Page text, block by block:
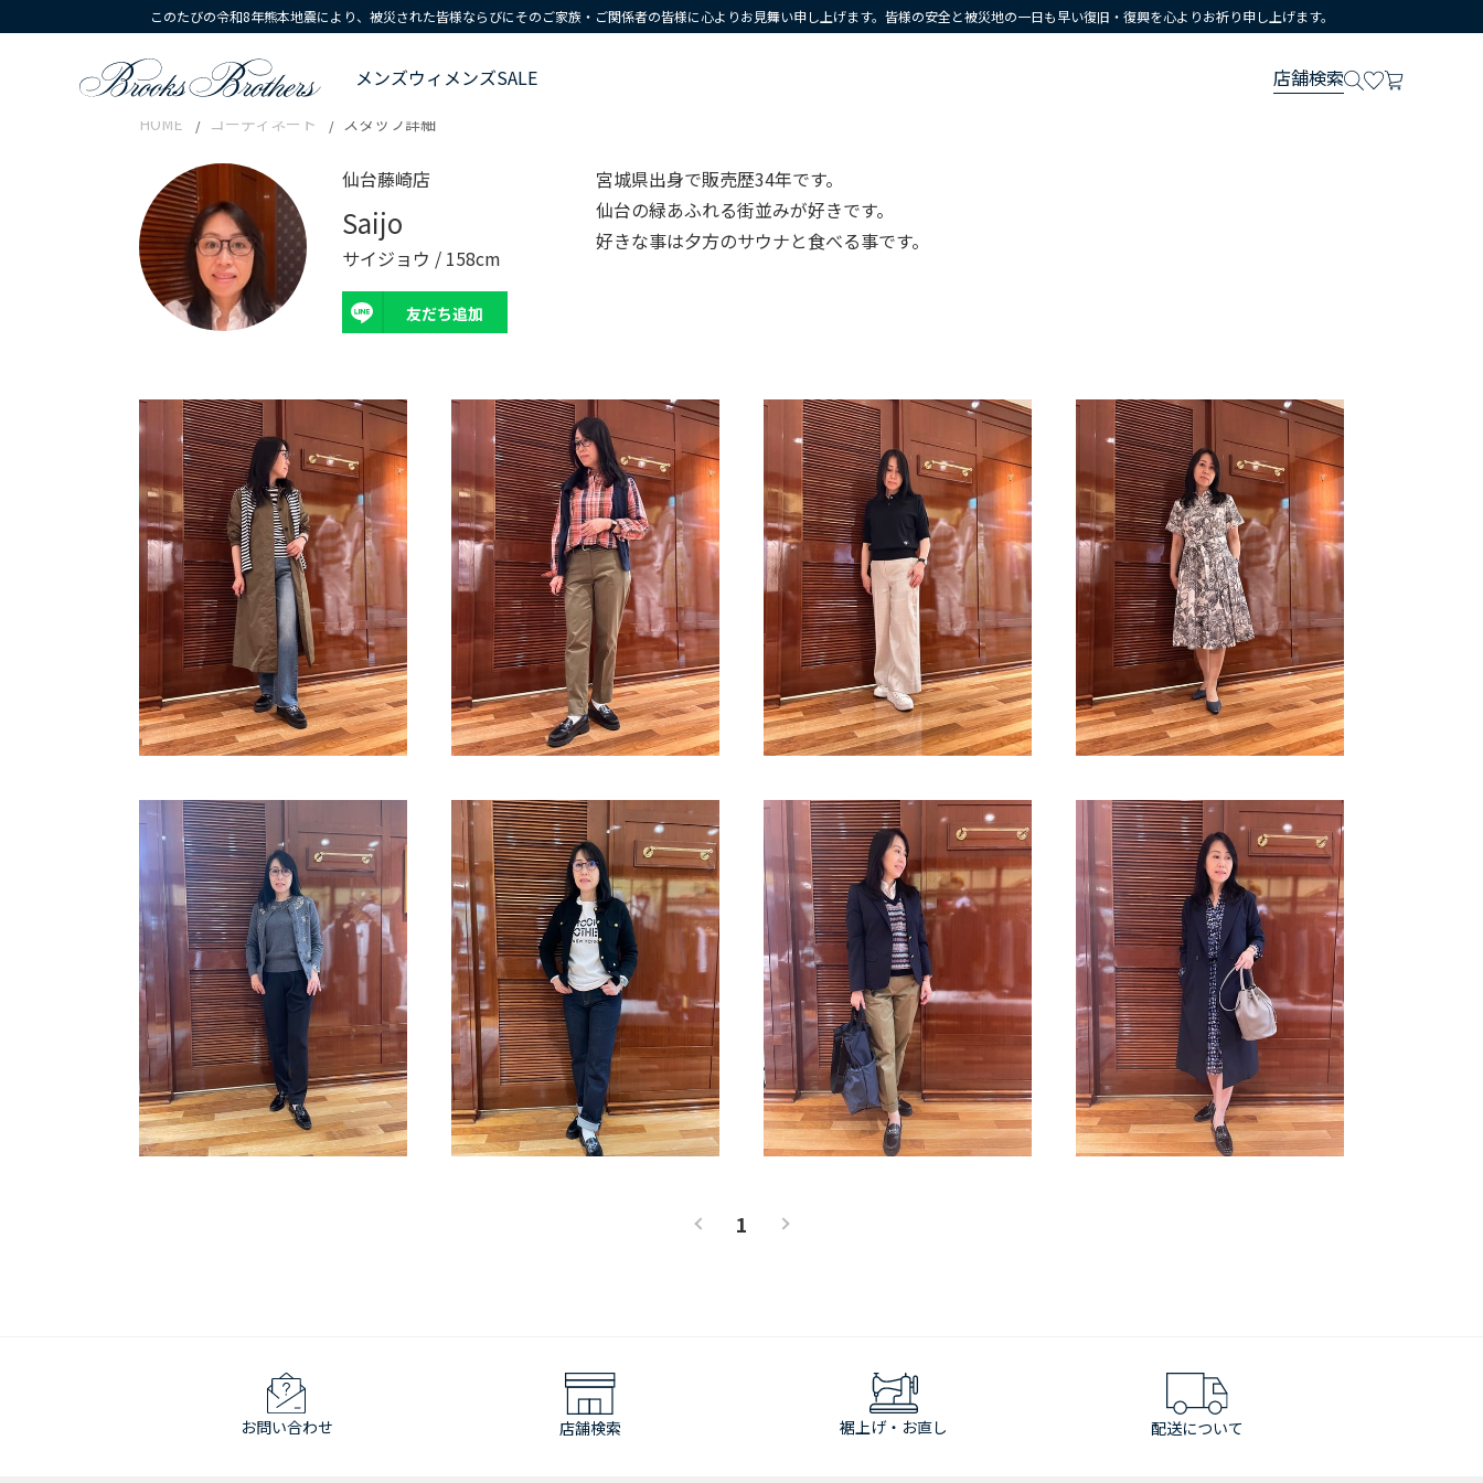
このたびの令和8年熊本地震により、被災された皆様ならびにそのご家族・ご関係者の皆様に心よりお見舞い申し上げます。皆様の安全と被災地の一日も早い復旧・復興を心よりお祈り申し上げます。
メンズウィメンズSALE 店舗検索
HOME コーディネート スタッフ詳細
仙台藤崎店
Saijo
サイジョウ / 158cm
友だち追加
宮城県出身で販売歴34年です。
仙台の緑あふれる街並みが好きです。
好きな事は夕方のサウナと食べる事です。
1
お問い合わせ 店舗検索 裾上げ・お直し 配送について